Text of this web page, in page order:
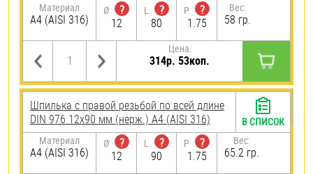
Материал
A4 (AISI 316)
Ø
?
12
L
?
80
P
?
1.75
Вес:
58 гр.
Цена:
314р. 53коп.
Шпилька с правой резьбой по всей длине
DIN 976 12х90 мм (нерж.) A4 (AISI 316)
Материал
A4 (AISI 316)
Ø
?
12
L
?
90
P
?
1.75
Вес:
65.2 гр.
В СПИСОК